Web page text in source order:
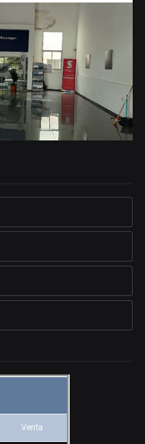
Venta